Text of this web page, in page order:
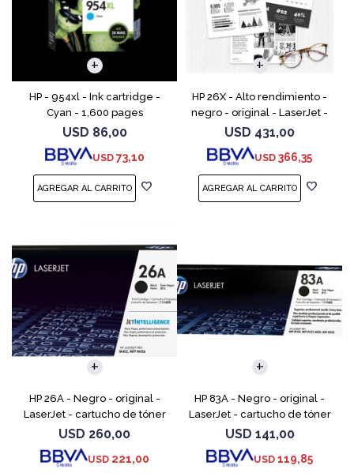
HP - 954xl - Ink cartridge -
Cyan - 1,600 pages
USD 86,00
USD 73,10
HP 26X - Alto rendimiento -
negro - original - LaserJet -
cartucho de tóner (CF226X) -
para LaserJet Pro M402, MFP
M426
USD 431,00
USD 366,35
HP 26A - Negro - original -
LaserJet - cartucho de tóner
(CF226A) - para LaserJet Pro
M402, MFP M426
USD 260,00
USD 221,00
HP 83A - Negro - original -
LaserJet - cartucho de tóner
(CF283A) - para LaserJet Pro
M201, M202, MFP M125, MFP
M127, MFP M225
USD 141,00
USD 119,85